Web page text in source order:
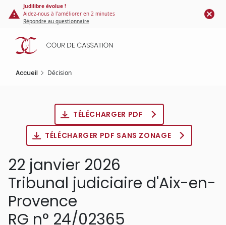
Panneau de gestion des cookies
contenu
principal
Judilibre évolue !
Aidez-nous à l'améliorer en 2 minutes
Répondre au questionnaire
Accueil Décision
TÉLÉCHARGER PDF
TÉLÉCHARGER PDF SANS ZONAGE
22 janvier 2026
Tribunal judiciaire d'Aix-en-
Provence
RG n° 24/02365